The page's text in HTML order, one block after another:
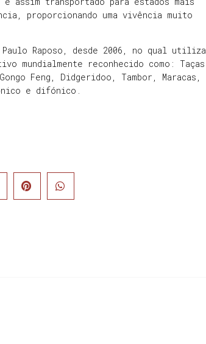
proporcionando uma vivência muito
Raposo, desde 2006, no qual utiliza
mundialmente reconhecido como: Taças
Feng, Didgeridoo, Tambor, Maracas,
e difónico.